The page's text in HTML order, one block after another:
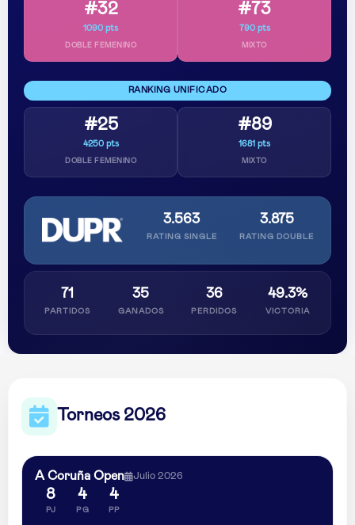
#32
1090 pts
DOBLE FEMENINO
#73
790 pts
MIXTO
RANKING UNIFICADO
#25
4250 pts
DOBLE FEMENINO
#89
1681 pts
MIXTO
3.563
RATING SINGLE
3.875
RATING DOUBLE
71
PARTIDOS
35
GANADOS
36
PERDIDOS
49.3%
VICTORIA
Torneos 2026
A Coruña Open Julio 2026
8
PJ
4
PG
4
PP